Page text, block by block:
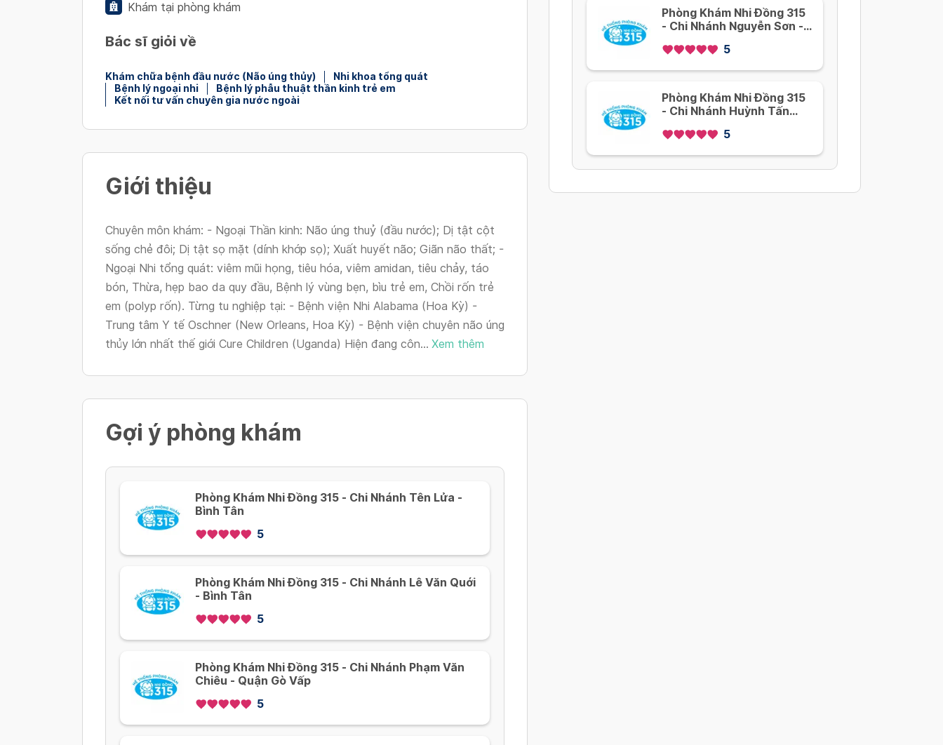
Khám tại phòng khám
Bác sĩ giỏi về
Khám chữa bệnh đầu nước (Não úng thủy)
Nhi khoa tổng quát
Bệnh lý ngoại nhi
Bệnh lý phẫu thuật thần kinh trẻ em
Kết nối tư vấn chuyên gia nước ngoài
Giới thiệu
Chuyên môn khám: - Ngoại Thần kinh: Não úng thuỷ (đầu nước); Dị tật cột
sống chẻ đôi; Dị tật sọ mặt (dính khớp sọ); Xuất huyết não; Giãn não thất; -
Ngoại Nhi tổng quát: viêm mũi họng, tiêu hóa, viêm amidan, tiêu chảy, táo
bón, Thừa, hẹp bao da quy đầu, Bệnh lý vùng bẹn, bìu trẻ em, Chồi rốn trẻ
em (polyp rốn). Từng tu nghiệp tại: - Bệnh viện Nhi Alabama (Hoa Kỳ) -
Trung tâm Y tế Oschner (New Orleans, Hoa Kỳ) - Bệnh viện chuyên não úng
thủy lớn nhất thế giới Cure Children (Uganda) Hiện đang côn... Xem thêm
Gợi ý phòng khám
Phòng Khám Nhi Đồng 315 - Chi Nhánh Tên Lửa -
Bình Tân
5
Phòng Khám Nhi Đồng 315 - Chi Nhánh Lê Văn Quới
- Bình Tân
5
Phòng Khám Nhi Đồng 315 - Chi Nhánh Phạm Văn
Chiêu - Quận Gò Vấp
5
Phòng Khám Nhi Đồng 315
- Chi Nhánh Nguyễn Sơn -
5
Phòng Khám Nhi Đồng 315
- Chi Nhánh Huỳnh Tấn
5